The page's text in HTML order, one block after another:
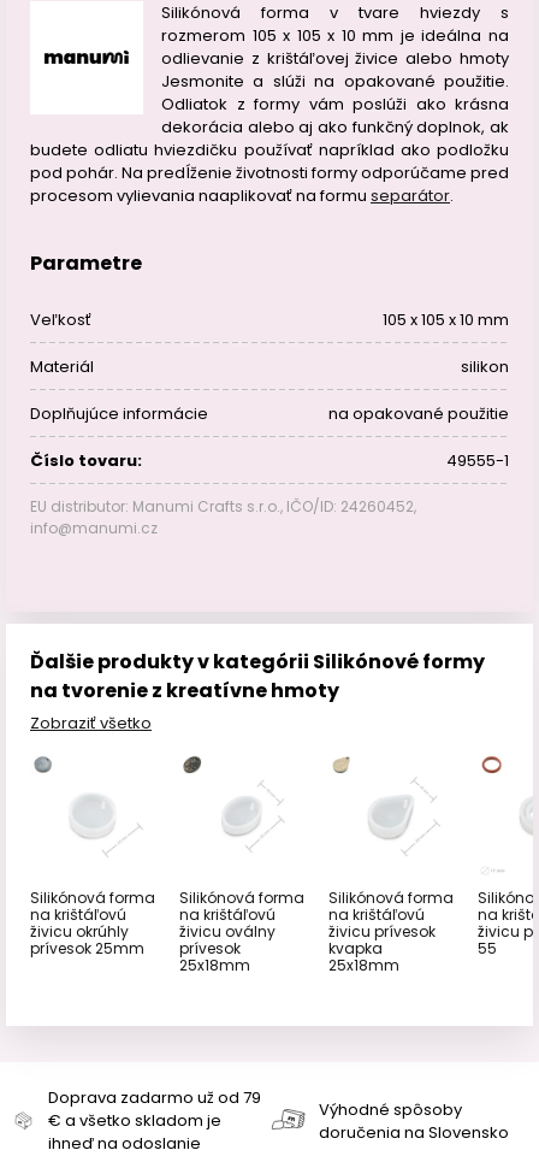
Silikónová forma v tvare hviezdy s
rozmerom 105 x 105 x 10 mm je ideálna na
odlievanie z krištáľovej živice alebo hmoty
Jesmonite a slúži na opakované použitie.
Odliatok z formy vám poslúži ako krásna
dekorácia alebo aj ako funkčný doplnok, ak
budete odliatu hviezdičku používať napríklad ako podložku
pod pohár. Na predĺženie životnosti formy odporúčame pred
procesom vylievania naaplikovať na formu separátor.
Parametre
Veľkosť 105 x 105 x 10 mm
Materiál silikon
Doplňujúce informácie na opakované použitie
Číslo tovaru: 49555-1
EU distributor: Manumi Crafts s.r.o., IČO/ID: 24260452,
info@manumi.cz
Ďalšie produkty v kategórii Silikónové formy
na tvorenie z kreatívne hmoty
Zobraziť všetko
Silikónová forma
na krištáľovú
živicu okrúhly
prívesok 25mm
Silikónová forma
na krištáľovú
živicu oválny
prívesok
25x18mm
Silikónová forma
na krištáľovú
živicu prívesok
kvapka
25x18mm
na
živicu
55
Doprava zadarmo už od 79
€ a všetko skladom je
ihneď na odoslanie
Výhodné spôsoby
doručenia na Slovensko